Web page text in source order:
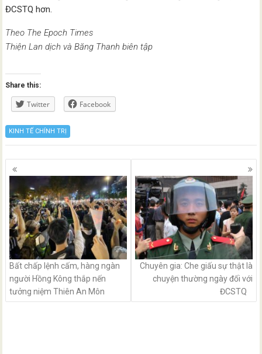
ĐCSTQ hơn.
Theo The Epoch Times
Thiện Lan dịch và Băng Thanh biên tập
Share this:
Twitter Facebook
KINH TẾ CHÍNH TRỊ
Posts
navigation
Bất chấp lệnh cấm, hàng ngàn
người Hồng Kông thắp nến
tưởng niệm Thiên An Môn
Chuyên gia: Che giấu sự thật là
chuyện thường ngày đối với
ĐCSTQ